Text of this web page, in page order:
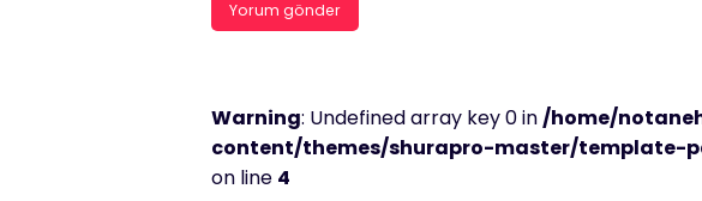
Warning: Undefined array key 0 in/home/
content/themes/shurapro-master/template-
on line 4